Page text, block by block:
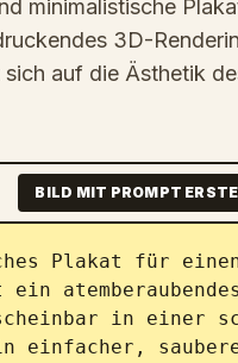
minimalistische
3D-
auf die Ästhetik
BILD MIT PROMPT
Plakat für einen
in einer
einfacher,